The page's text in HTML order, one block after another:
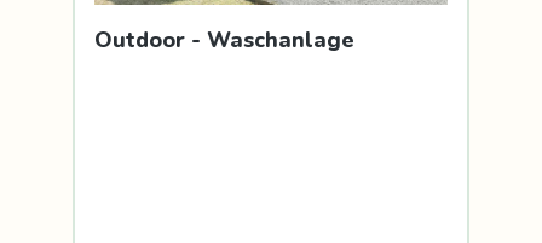
Outdoor - Waschanlage